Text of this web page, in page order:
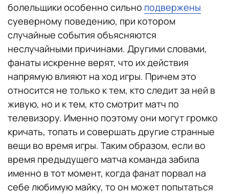
болельщики особенно сильно подвержены
суеверному поведению, при котором
случайные события объясняются
неслучайными причинами. Другими словами,
фанаты искренне верят, что их действия
напрямую влияют на ход игры. Причем это
относится не только к тем, кто следит за ней в
живую, но и к тем, кто смотрит матч по
телевизору. Именно поэтому они могут громко
кричать, топать и совершать другие странные
вещи во время игры. Таким образом, если во
время предыдущего матча команда забила
именно в тот момент, когда фанат порвал на
себе любимую майку, то он может попытаться